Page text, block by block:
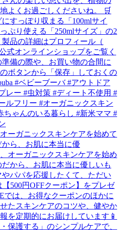
ーガニックスキンケアを始めて
ら、お肌に本当に優